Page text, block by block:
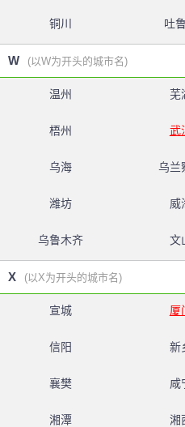
铜川 吐
W (以W为开头的城市名)
温州 芜
梧州 武
乌海 乌兰
潍坊 威
乌鲁木齐 文
X (以X为开头的城市名)
宣城 厦
信阳 新
襄樊 咸
湘潭 湘